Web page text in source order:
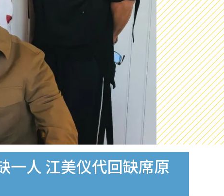
一人 江美仪代回缺席原